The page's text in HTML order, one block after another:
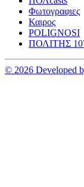
Φωτογραφιες
Καιρος
POLIGNOSI
ΠΟΛΙΤΗΣ
© 2026 Developed